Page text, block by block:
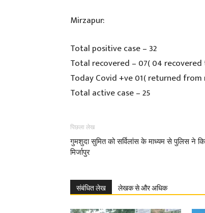
Mirzapur:
Total positive case – 32
Total recovered – 07( 04
Today Covid +ve 01( returned from
Total active case – 25
पिछला लेख
गुमशुदा सुमित को सर्विलांस के माध्यम से पुलिस ने
मिर्जापुर
संबंधित लेख लेखक से और अधिक